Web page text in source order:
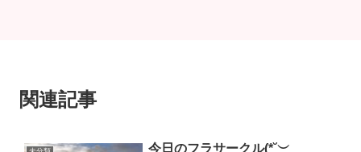
関連記事
今日のフラサークル(*˘︶